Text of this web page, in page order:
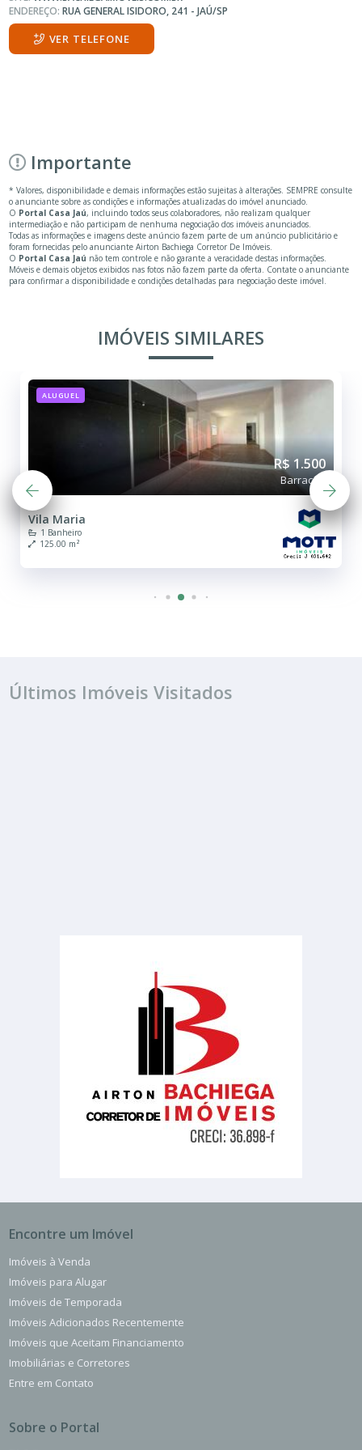
ENDEREÇO:RUA GENERAL ISIDORO, 241 - JAÚ/SP
VER TELEFONE
Importante
* Valores, disponibilidade e demais informações estão sujeitas à alterações. SEMPRE consulte
o anunciante sobre as condições e informações atualizadas do imóvel anunciado.
O Portal Casa Jaú, incluindo todos seus colaboradores, não realizam qualquer
intermediação e não participam de nenhuma negociação dos imóveis anunciados.
Todas as informações e imagens deste anúncio fazem parte de um anúncio publicitário e
foram fornecidas pelo anunciante Airton Bachiega Corretor De Imóveis.
O Portal Casa Jaú não tem controle e não garante a veracidade destas informações.
Móveis e demais objetos exibidos nas fotos não fazem parte da oferta. Contate o anunciante
para confirmar a disponibilidade e condições detalhadas para negociação deste imóvel.
IMÓVEIS SIMILARES
ALUGUEL
R$ 1.500
Barracão
Vila Maria
1 Banheiro
125.00 m²
Últimos Imóveis Visitados
Encontre um Imóvel
Imóveis à Venda
Imóveis para Alugar
Imóveis de Temporada
Imóveis Adicionados Recentemente
Imóveis que Aceitam Financiamento
Imobiliárias e Corretores
Entre em Contato
Sobre o Portal